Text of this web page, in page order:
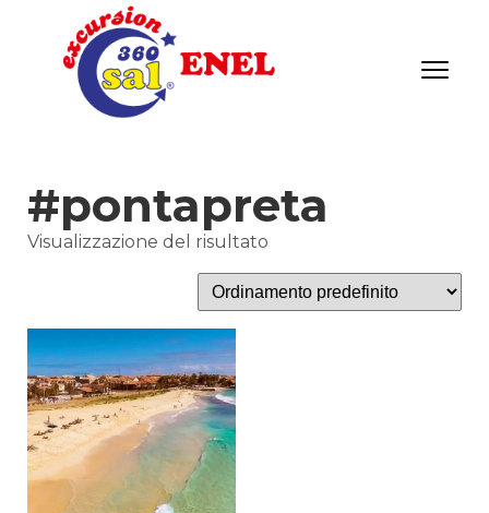
#pontapreta
Visualizzazione del risultato